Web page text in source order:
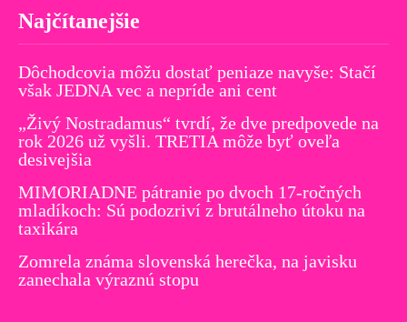
Najčítanejšie
Dôchodcovia môžu dostať peniaze navyše: Stačí
však JEDNA vec a nepríde ani cent
„Živý Nostradamus“ tvrdí, že dve predpovede na
rok 2026 už vyšli. TRETIA môže byť oveľa
desivejšia
MIMORIADNE pátranie po dvoch 17-ročných
mladíkoch: Sú podozriví z brutálneho útoku na
taxikára
Zomrela známa slovenská herečka, na javisku
zanechala výraznú stopu